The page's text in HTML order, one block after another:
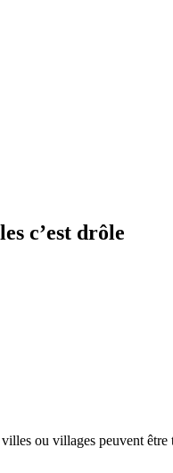
c’est drôle
ou villages peuvent